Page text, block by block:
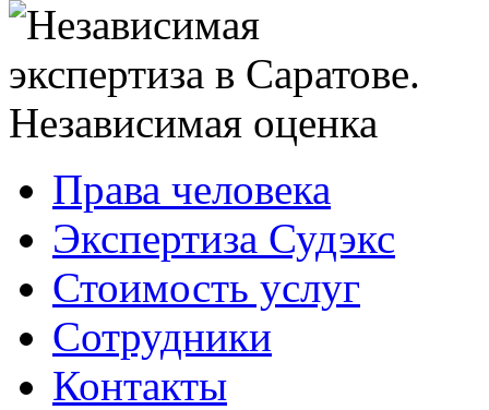
Права человека
Экспертиза Судэкс
Стоимость услуг
Сотрудники
Контакты